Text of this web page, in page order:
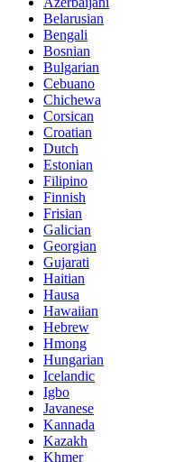
Belarusian
Bengali
Bosnian
Bulgarian
Cebuano
Chichewa
Corsican
Croatian
Dutch
Estonian
Filipino
Finnish
Frisian
Galician
Georgian
Gujarati
Haitian
Hausa
Hawaiian
Hebrew
Hmong
Hungarian
Icelandic
Igbo
Javanese
Kannada
Kazakh
Khmer